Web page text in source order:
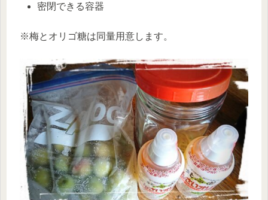
密閉できる容器
※梅とオリゴ糖は同量用意します。